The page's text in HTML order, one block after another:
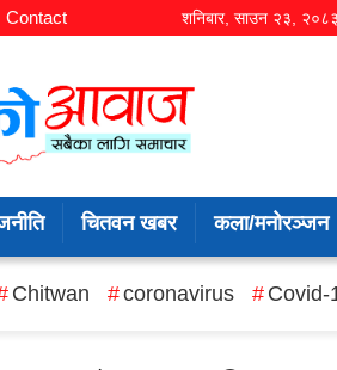
Contact शनिबार, साउन २३, २०८३
चितवन खबर कला/मनोरञ्जन
Chitwan coronavirus Covid-